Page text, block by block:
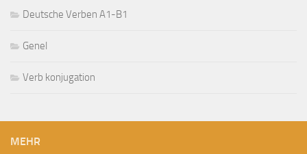
Deutsche Verben A1-B1
Genel
Verb konjugation
MEHR